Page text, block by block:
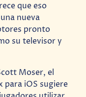
que eso
nueva
pronto
su televisor y
Moser, el
para iOS sugiere